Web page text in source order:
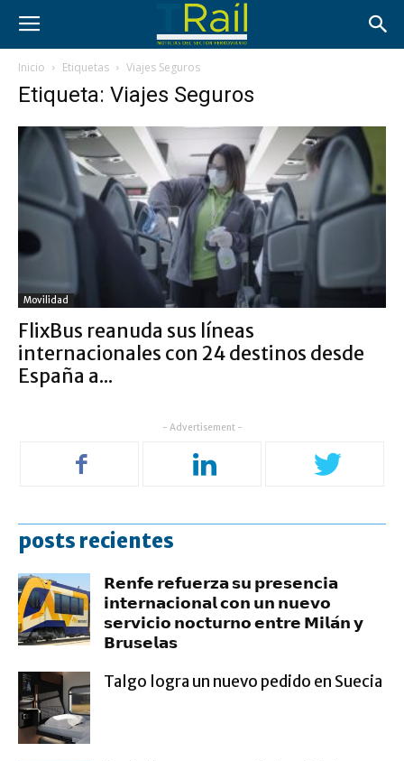
Inicio Etiquetas Viajes Seguros
Etiqueta: Viajes Seguros
Movilidad
FlixBus reanuda sus líneas
internacionales con 24 destinos desde
España a...
- Advertisement -
posts recientes
𝗥𝗲𝗻𝗳𝗲 𝗿𝗲𝗳𝘂𝗲𝗿𝘇𝗮 𝘀𝘂 𝗽𝗿𝗲𝘀𝗲𝗻𝗰𝗶𝗮
𝗶𝗻𝘁𝗲𝗿𝗻𝗮𝗰𝗶𝗼𝗻𝗮𝗹 𝗰𝗼𝗻 𝘂𝗻 𝗻𝘂𝗲𝘃𝗼
𝘀𝗲𝗿𝘃𝗶𝗰𝗶𝗼 𝗻𝗼𝗰𝘁𝘂𝗿𝗻𝗼 𝗲𝗻𝘁𝗿𝗲 𝗠𝗶𝗹𝗮́𝗻 𝘆
𝗕𝗿𝘂𝘀𝗲𝗹𝗮𝘀
Talgo logra un nuevo pedido en Suecia